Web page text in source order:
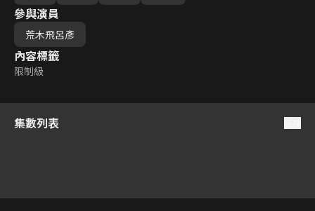
參與演員
荒木飛呂彥
內容標籤
限制級
集數列表